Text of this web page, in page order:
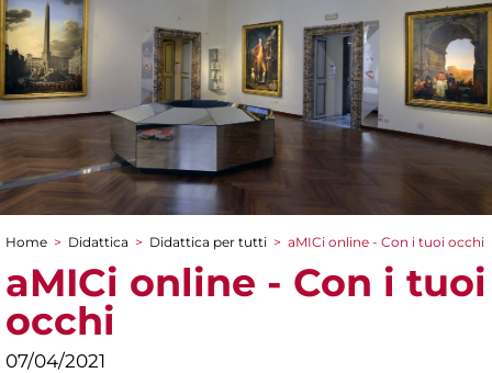
Tu sei qui
Home > Didattica > Didattica per tutti > aMICi online - Con i tuoi occhi
aMICi online - Con i tuoi
occhi
07/04/2021